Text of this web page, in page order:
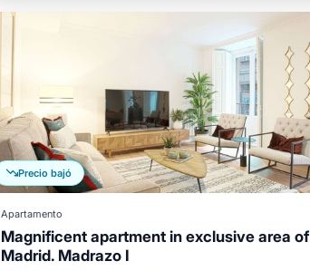
Precio bajó
Apartamento
Magnificent apartment in exclusive area of
Madrid. Madrazo I